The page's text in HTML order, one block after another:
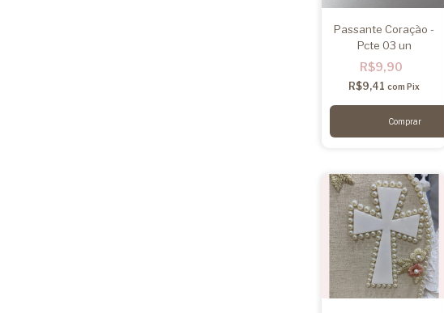
Passante Coração -
Pcte 03 un
R$9,90
R$9,41 com Pix